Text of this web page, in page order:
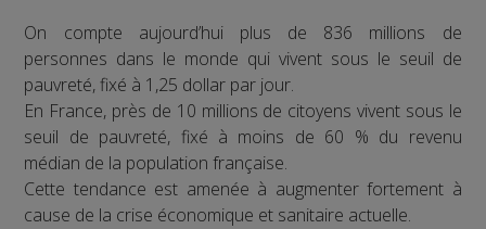
On compte aujourd’hui plus de 836 millions de
personnes dans le monde qui vivent sous le seuil de
pauvreté, fixé à 1,25 dollar par jour.
En France, près de 10 millions de citoyens vivent sous le
seuil de pauvreté, fixé à moins de 60 % du revenu
médian de la population française.
Cette tendance est amenée à augmenter fortement à
cause de la crise économique et sanitaire actuelle.